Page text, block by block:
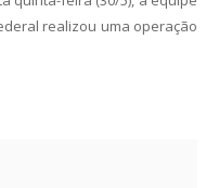
realizou uma operação